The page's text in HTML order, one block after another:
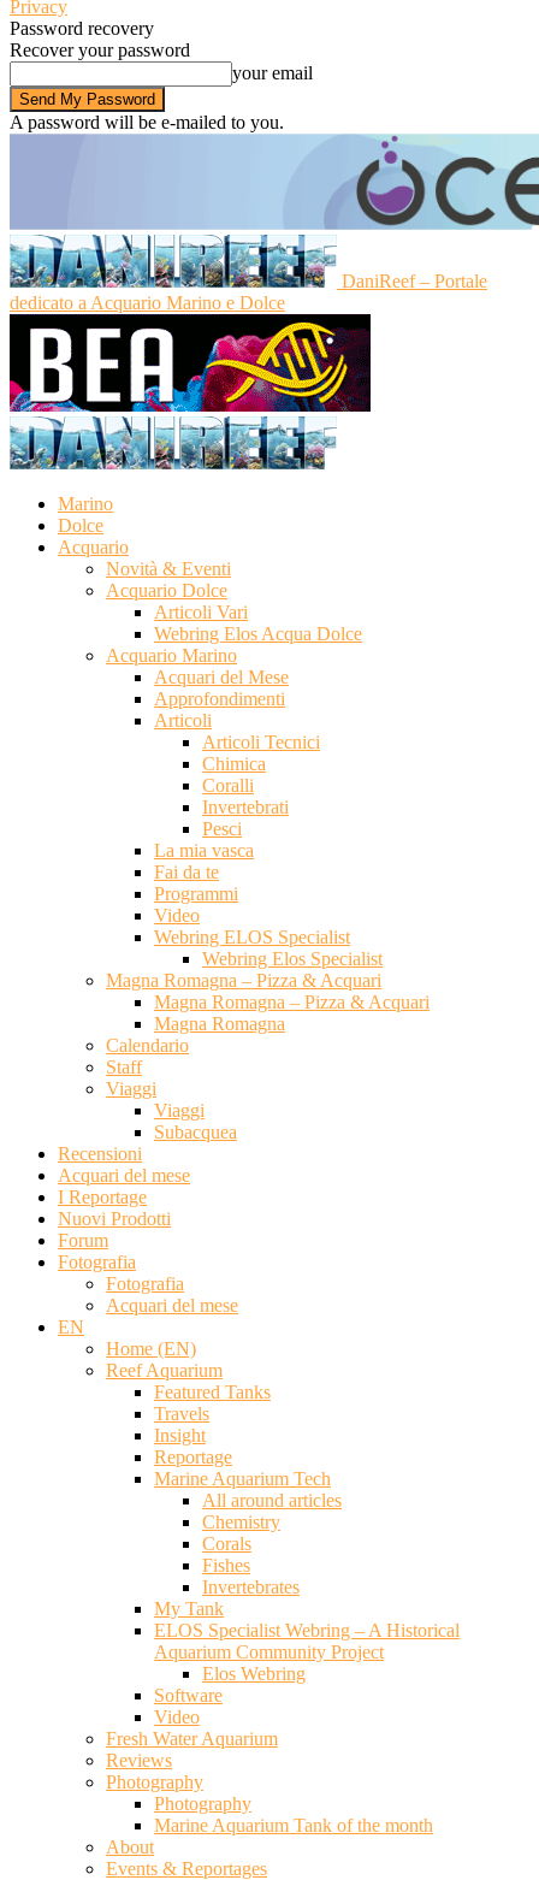
Privacy
Password recovery
Recover your password
your email
A password will be e-mailed to you.
DaniReef – Portale
dedicato a Acquario Marino e Dolce
Marino
Dolce
Acquario
Novità & Eventi
Acquario Dolce
Articoli Vari
Webring Elos Acqua Dolce
Acquario Marino
Acquari del Mese
Approfondimenti
Articoli
Articoli Tecnici
Chimica
Coralli
Invertebrati
Pesci
La mia vasca
Fai da te
Programmi
Video
Webring ELOS Specialist
Webring Elos Specialist
Magna Romagna – Pizza & Acquari
Magna Romagna – Pizza & Acquari
Magna Romagna
Calendario
Staff
Viaggi
Viaggi
Subacquea
Recensioni
Acquari del mese
I Reportage
Nuovi Prodotti
Forum
Fotografia
Fotografia
Acquari del mese
EN
Home (EN)
Reef Aquarium
Featured Tanks
Travels
Insight
Reportage
Marine Aquarium Tech
All around articles
Chemistry
Corals
Fishes
Invertebrates
My Tank
ELOS Specialist Webring – A Historical
Aquarium Community Project
Elos Webring
Software
Video
Fresh Water Aquarium
Reviews
Photography
Photography
Marine Aquarium Tank of the month
About
Events & Reportages